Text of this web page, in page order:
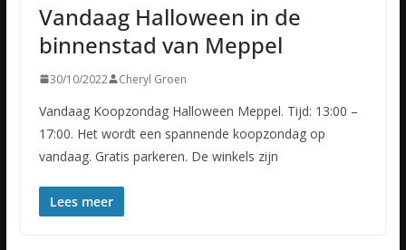
Vandaag Halloween in de
binnenstad van Meppel
30/10/2022 Cheryl Groen
Vandaag Koopzondag Halloween Meppel. Tijd: 13:00 –
17:00. Het wordt een spannende koopzondag op
vandaag. Gratis parkeren. De winkels zijn
Lees meer